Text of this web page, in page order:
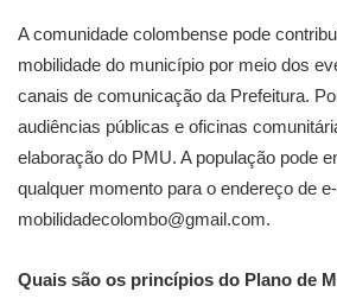
A comunidade colombense pode
mobilidade do município por meio dos
canais de comunicação da Prefeitura.
audiências públicas e oficinas
elaboração do PMU. A população pode
qualquer momento para o endereço de
mobilidadecolombo@gmail.com.
Quais são os princípios do Plano de